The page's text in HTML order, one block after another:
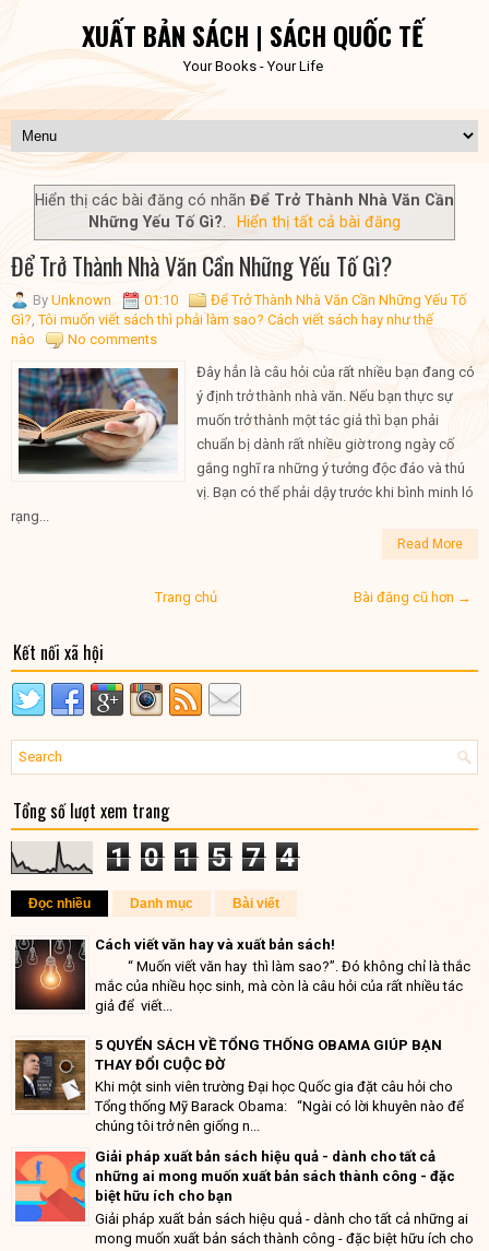
XUẤT BẢN SÁCH | SÁCH QUỐC TẾ
Your Books - Your Life
Hiển thị các bài đăng có nhãn Để Trở Thành Nhà Văn Cần
Những Yếu Tố Gì?. Hiển thị tất cả bài đăng
Để Trở Thành Nhà Văn Cần Những Yếu Tố Gì?
By Unknown 01:10
Để Trở Thành Nhà Văn Cần Những Yếu Tố
Gì? ,Tôi muốn viết sách thì phải làm sao? Cách viết sách hay như thế
nào
No comments
Đây hẳn là câu hỏi của rất nhiều bạn đang có
ý định trở thành nhà văn. Nếu bạn thực sự
muốn trở thành một tác giả thì bạn phải
chuẩn bị dành rất nhiều giờ trong ngày cố
gắng nghĩ ra những ý tưởng độc đáo và thú
vị. Bạn có thể phải dậy trước khi bình minh ló
rạng...
Read More
Bài đăng cũ hơn →
Trang chủ
Kết nối xã hội
Tổng số lượt xem trang
1 0 1 5 7 4
Đọc nhiều Danh mục Bài viết
Cách viết văn hay và xuất bản sách!
“ Muốn viết văn hay thì làm sao?”. Đó không chỉ là thắc
mắc của nhiều học sinh, mà còn là câu hỏi của rất nhiều tác
giả để viết...
5 QUYỂN SÁCH VỀ TỔNG THỐNG OBAMA GIÚP BẠN
THAY ĐỔI CUỘC ĐỜ
Khi một sinh viên trường Đại học Quốc gia đặt câu hỏi cho
Tổng thống Mỹ Barack Obama: “Ngài có lời khuyên nào để
chúng tôi trở nên giống n...
Giải pháp xuất bản sách hiệu quả - dành cho tất cả
những ai mong muốn xuất bản sách thành công - đặc
biệt hữu ích cho bạn
Giải pháp xuất bản sách hiệu quả - dành cho tất cả những ai
mong muốn xuất bản sách thành công - đặc biệt hữu ích cho